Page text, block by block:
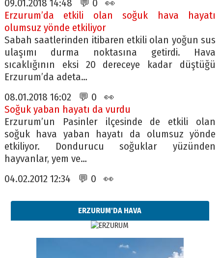
09.01.2018 14:48 💬 0 👀
Erzurum’da etkili olan soğuk hava hayatı
olumsuz yönde etkiliyor
Sabah saatlerinden itibaren etkili olan yoğun sus
ulaşımı durma noktasına getirdi. Hava
sıcaklığının eksi 20 dereceye kadar düştüğü
Erzurum’da adeta…
08.01.2018 16:02 💬 0 👀
Soğuk yaban hayatı da vurdu
Erzurum’un Pasinler ilçesinde de etkili olan
soğuk hava yaban hayatı da olumsuz yönde
etkiliyor. Dondurucu soğuklar yüzünden
hayvanlar, yem ve…
04.02.2012 12:34 💬 0 👀
ERZURUM'DA HAVA